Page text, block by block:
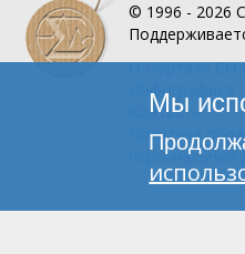
© 1996 - 2026
О ПорталеСО
Инфографика
Контакты
Политика
персональных
Мы